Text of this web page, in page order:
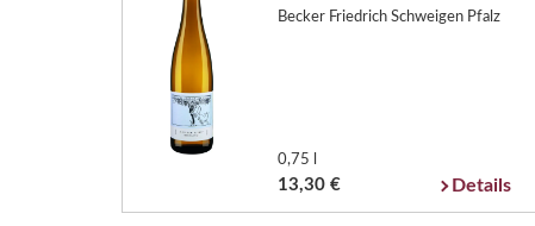
Becker Friedrich Schweigen Pfalz
0,75 l
13,30 € Details